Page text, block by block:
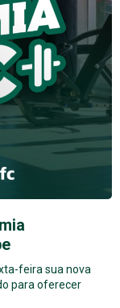
feira sua nova
para oferecer